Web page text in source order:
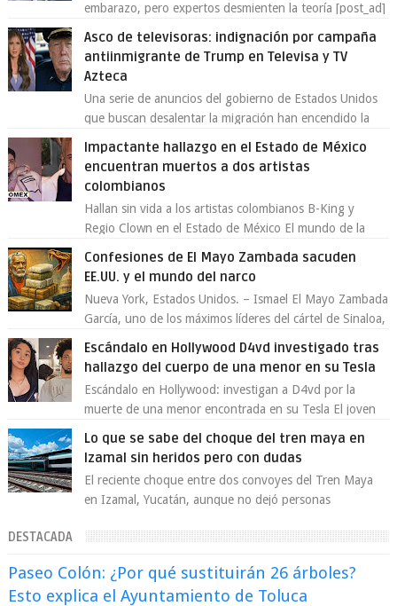
embarazo, pero expertos desmienten la teoría [post_ad]
Asco de televisoras: indignación por campaña
antiinmigrante de Trump en Televisa y TV
Azteca
Una serie de anuncios del gobierno de Estados Unidos
que buscan desalentar la migración han encendido la
Impactante hallazgo en el Estado de México
encuentran muertos a dos artistas
colombianos
Hallan sin vida a los artistas colombianos B-King y
Regio Clown en el Estado de México El mundo de la
Confesiones de El Mayo Zambada sacuden
EE.UU. y el mundo del narco
Nueva York, Estados Unidos. – Ismael El Mayo Zambada
García, uno de los máximos líderes del cártel de Sinaloa,
Escándalo en Hollywood D4vd investigado tras
hallazgo del cuerpo de una menor en su Tesla
Escándalo en Hollywood: investigan a D4vd por la
muerte de una menor encontrada en su Tesla El joven
Lo que se sabe del choque del tren maya en
Izamal sin heridos pero con dudas
El reciente choque entre dos convoyes del Tren Maya
en Izamal, Yucatán, aunque no dejó personas
DESTACADA
Paseo Colón: ¿Por qué sustituirán 26 árboles?
Esto explica el Ayuntamiento de Toluca